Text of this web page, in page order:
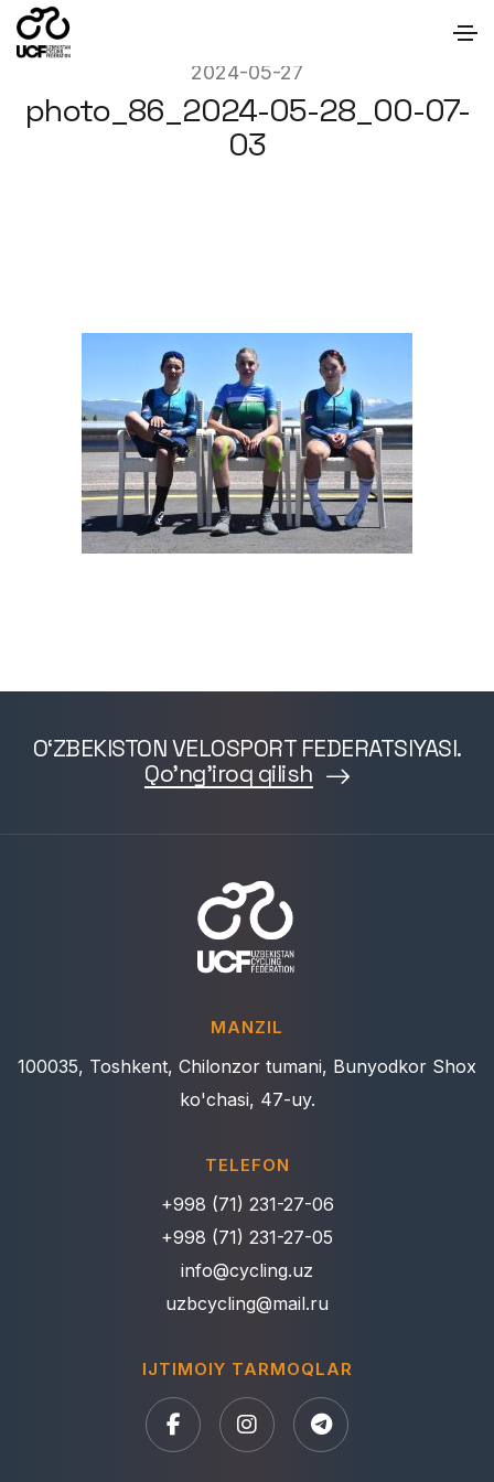
2024-05-27
photo_86_2024-05-28_00-07-
03
O‘ZBEKISTON VELOSPORT FEDERATSIYASI.
Qo'ng'iroq qilish
MANZIL
100035, Toshkent, Chilonzor tumani, Bunyodkor Shox
ko'chasi, 47-uy.
TELEFON
+998 (71) 231-27-06
+998 (71) 231-27-05
info@cycling.uz
uzbcycling@mail.ru
IJTIMOIY TARMOQLAR